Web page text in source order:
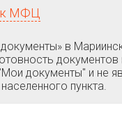
МФЦ
в
документы" и не
пункта.